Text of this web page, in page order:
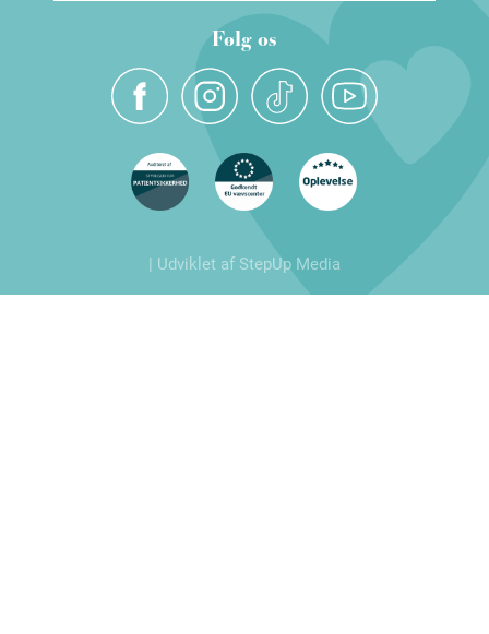
Følg os
| Udviklet af StepUp Media